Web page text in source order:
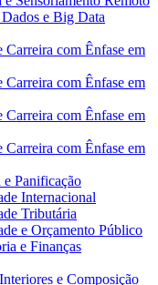
e Big Data
com Ênfase em
com Ênfase em
com Ênfase em
com Ênfase em
Panificação
Internacional
Tributária
e Orçamento Público
e Finanças
e Composição